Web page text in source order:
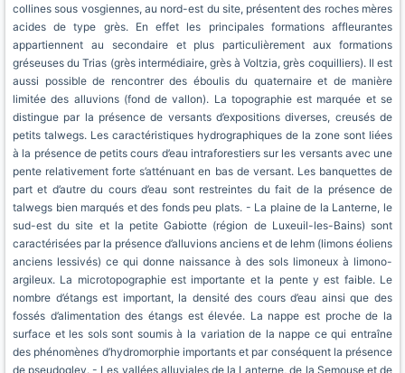
collines sous vosgiennes, au nord-est du site, présentent des roches mères
acides de type grès. En effet les principales formations affleurantes
appartiennent au secondaire et plus particulièrement aux formations
gréseuses du Trias (grès intermédiaire, grès à Voltzia, grès coquilliers). Il est
aussi possible de rencontrer des éboulis du quaternaire et de manière
limitée des alluvions (fond de vallon). La topographie est marquée et se
distingue par la présence de versants d’expositions diverses, creusés de
petits talwegs. Les caractéristiques hydrographiques de la zone sont liées
à la présence de petits cours d’eau intraforestiers sur les versants avec une
pente relativement forte s’atténuant en bas de versant. Les banquettes de
part et d’autre du cours d’eau sont restreintes du fait de la présence de
talwegs bien marqués et des fonds peu plats. - La plaine de la Lanterne, le
sud-est du site et la petite Gabiotte (région de Luxeuil-les-Bains) sont
caractérisées par la présence d’alluvions anciens et de lehm (limons éoliens
anciens lessivés) ce qui donne naissance à des sols limoneux à limono-
argileux. La microtopographie est importante et la pente y est faible. Le
nombre d’étangs est important, la densité des cours d’eau ainsi que des
fossés d’alimentation des étangs est élevée. La nappe est proche de la
surface et les sols sont soumis à la variation de la nappe ce qui entraîne
des phénomènes d’hydromorphie importants et par conséquent la présence
de pseudogley. - Les vallées alluviales de la Lanterne, de la Semouse et de